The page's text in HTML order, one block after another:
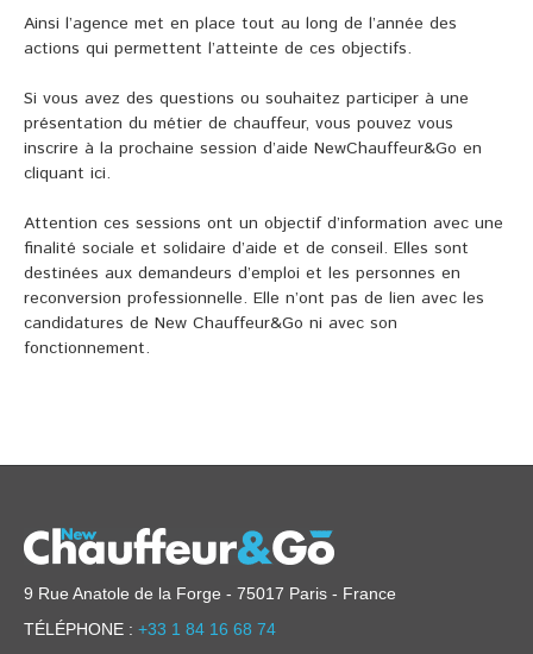
Ainsi l’agence met en place tout au long de l’année des
actions qui permettent l’atteinte de ces objectifs.
Si vous avez des questions ou souhaitez participer à une
présentation du métier de chauffeur, vous pouvez vous
inscrire à la prochaine session d’aide NewChauffeur&Go en
cliquant ici.
Attention ces sessions ont un objectif d’information avec une
finalité sociale et solidaire d’aide et de conseil. Elles sont
destinées aux demandeurs d’emploi et les personnes en
reconversion professionnelle. Elle n’ont pas de lien avec les
candidatures de New Chauffeur&Go ni avec son
fonctionnement.
9 Rue Anatole de la Forge - 75017 Paris - France
TÉLÉPHONE : +33 1 84 16 68 74